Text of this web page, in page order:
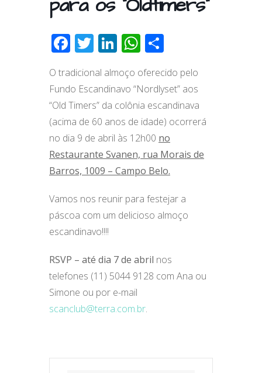
F
e
b
o
o
k
T
itt
er
Li
k
e
dI
n
W
at
s
A
p
p
ar
e
O tradicional almoço oferecido pelo
Fundo Escandinavo “Nordlyset” aos
“Old Timers” da colônia escandinava
(acima de 60 anos de idade) ocorrerá
no dia 9 de abril às 12h00 no
Restaurante Svanen, rua Morais de
Barros, 1009 – Campo Belo.
Vamos nos reunir para festejar a
páscoa com um delicioso almoço
escandinavo!!!!
RSVP – até dia 7 de abril nos
telefones (11) 5044 9128 com Ana ou
Simone ou por e-mail
scanclub@terra.com.br.